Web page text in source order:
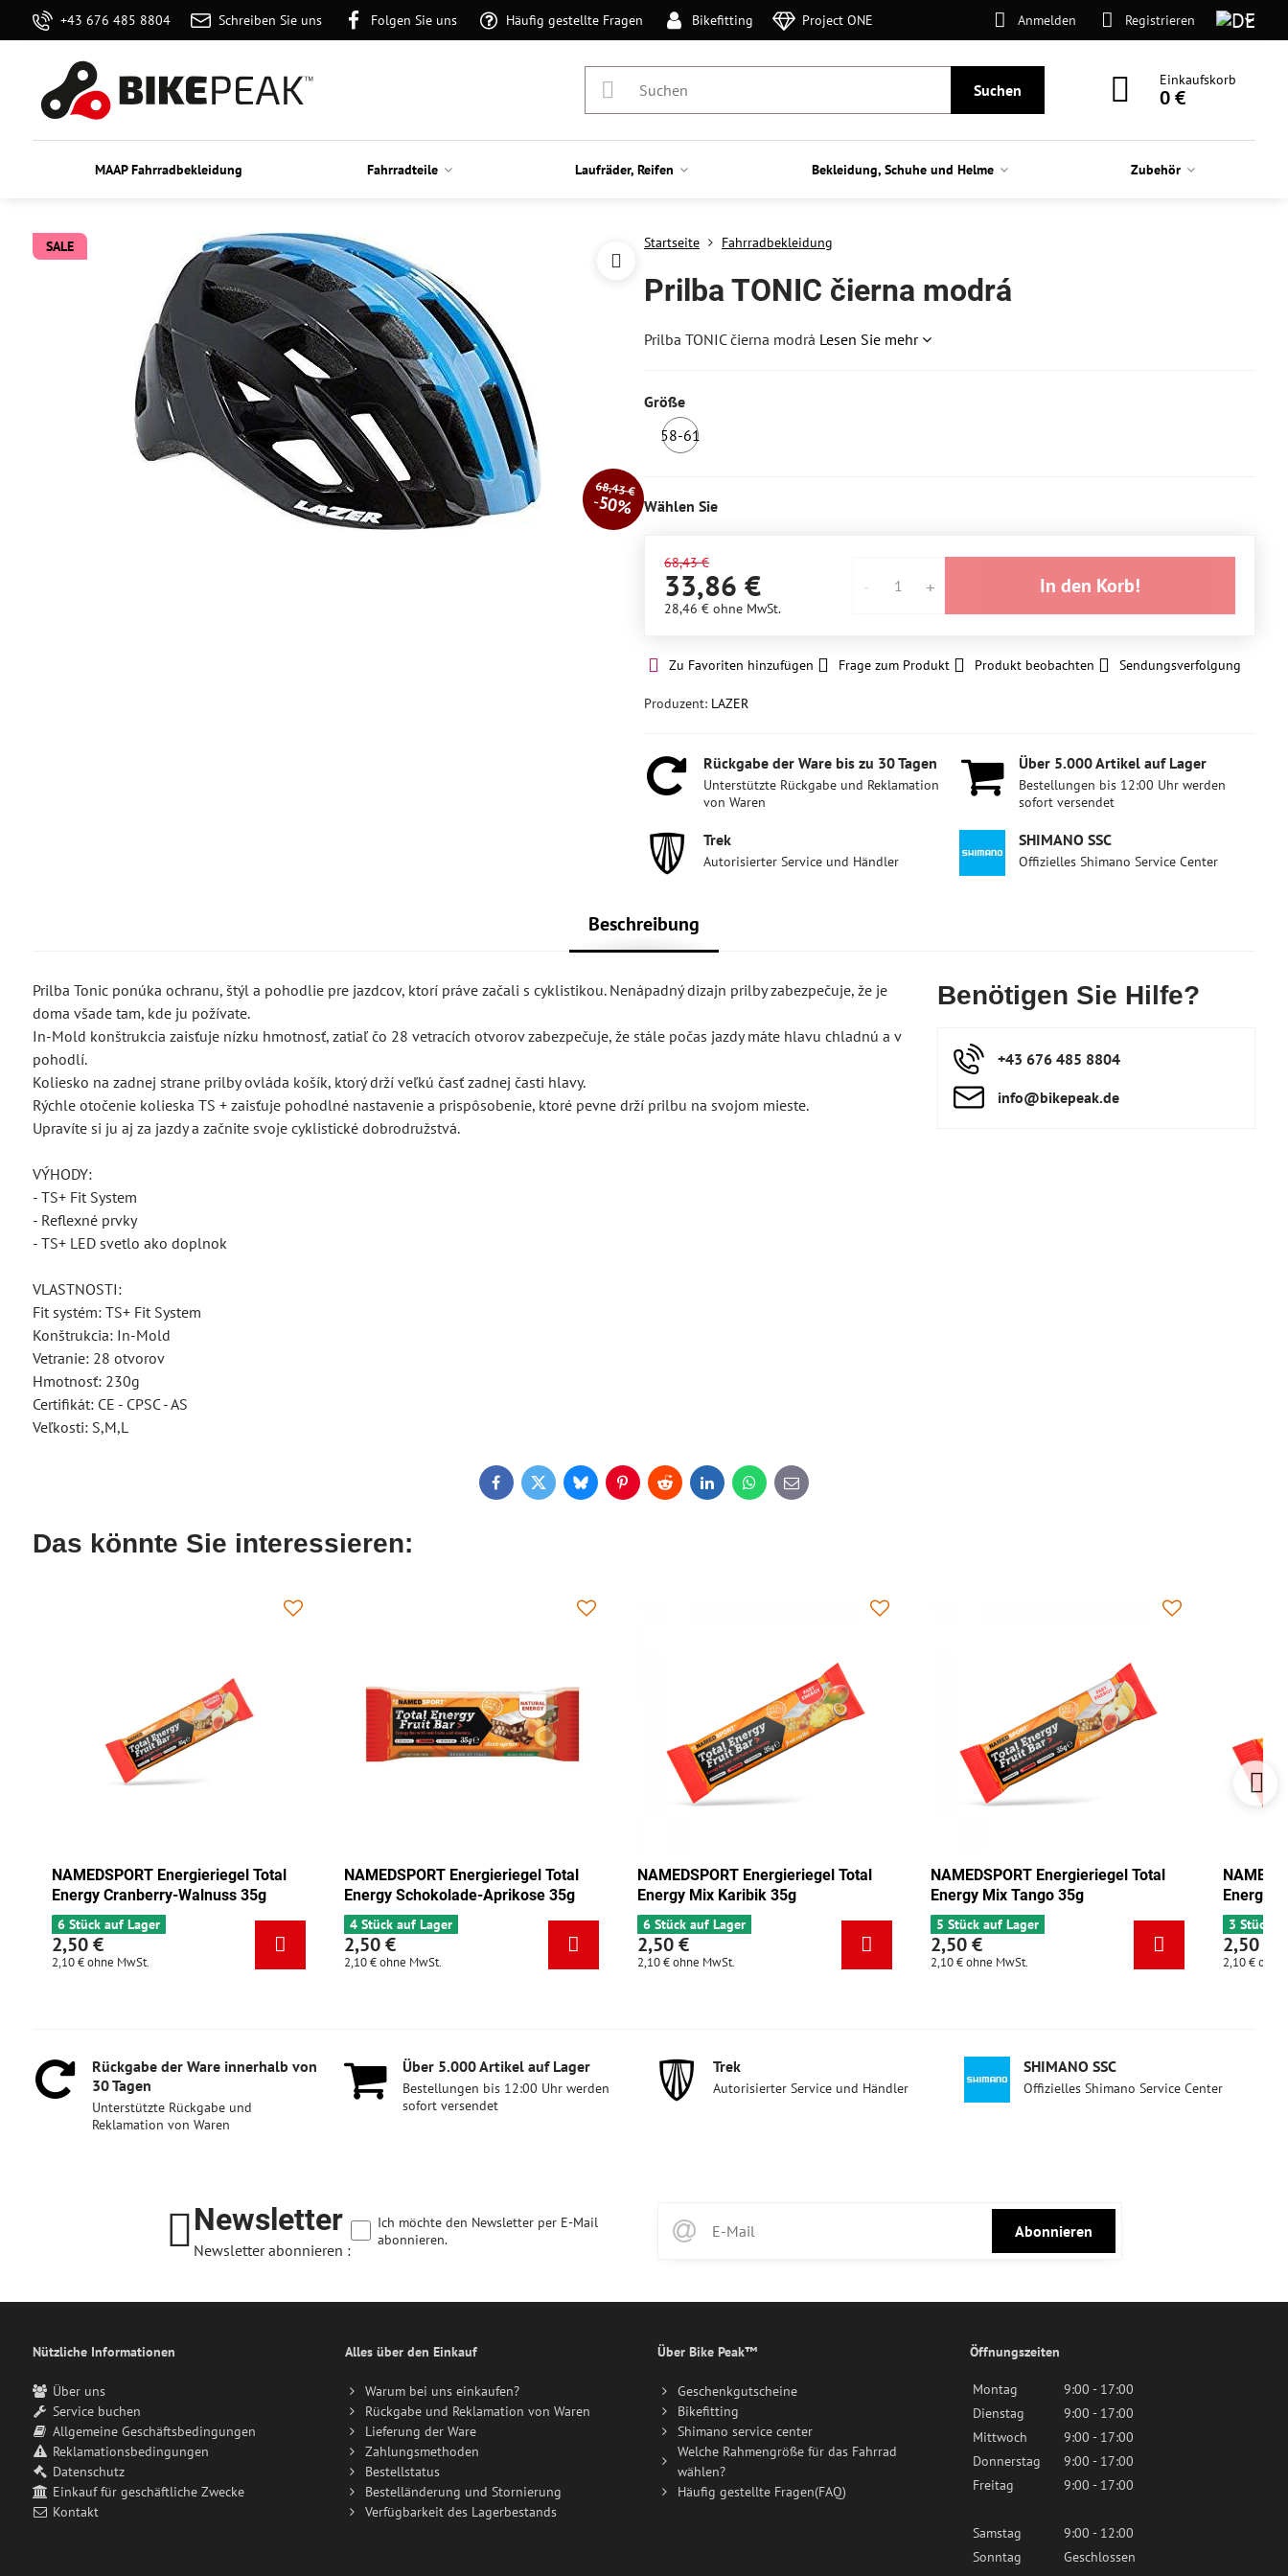
+43 676 485 8804 Schreiben Sie uns Folgen Sie uns Häufig gestellte Fragen Bikefitting Project ONE Anmelden Registrieren
Suchen
Einkaufskorb
0 €
MAAP Fahrradbekleidung Fahrradteile Laufräder, Reifen Bekleidung, Schuhe und Helme Zubehör
SALE
68,43 €
50%
Startseite Fahrradbekleidung
Prilba TONIC čierna modrá
Prilba TONIC čierna modrá Lesen Sie mehr
Größe
58-61
Wählen Sie
68,43 €
33,86 €
28,46 € ohne MwSt.
In den Korb!
Zu Favoriten hinzufügen Frage zum Produkt Produkt beobachten Sendungsverfolgung
Produzent: LAZER
Rückgabe der Ware bis zu 30 Tagen
Unterstützte Rückgabe und Reklamation
von Waren
Über 5​.000 Artikel auf Lager
Bestellungen bis 12:00 Uhr werden
sofort versendet
Trek
Autorisierter Service und Händler
SHIMANO SSC
Offizielles Shimano Service Center
Beschreibung
Prilba Tonic ponúka ochranu, štýl a pohodlie pre jazdcov, ktorí práve začali s cyklistikou. Nenápadný dizajn prilby zabezpečuje, že je
doma všade tam, kde ju požívate.
In-Mold konštrukcia zaisťuje nízku hmotnosť, zatiaľ čo 28 vetracích otvorov zabezpečuje, že stále počas jazdy máte hlavu chladnú a v
pohodlí.
Koliesko na zadnej strane prilby ovláda košík, ktorý drží veľkú časť zadnej časti hlavy.
Rýchle otočenie kolieska TS + zaisťuje pohodlné nastavenie a prispôsobenie, ktoré pevne drží prilbu na svojom mieste.
Upravíte si ju aj za jazdy a začnite svoje cyklistické dobrodružstvá.
VÝHODY:
- TS+ Fit System
- Reflexné prvky
- TS+ LED svetlo ako doplnok
VLASTNOSTI:
Fit systém: TS+ Fit System
Konštrukcia: In-Mold
Vetranie: 28 otvorov
Hmotnosť: 230g
Certifikát: CE - CPSC - AS
Veľkosti: S,M,L
Benötigen Sie Hilfe?
+43 676 485 8804
info​@bikepeak​.de
FacebookTwitterBlueskyPinterestRedditLinkedInWhatsApp
E-
mail
Das könnte Sie interessieren:
NAMEDSPORT Energieriegel Total
Energy Cranberry-Walnuss 35g
6 Stück auf Lager
2,50 €
2,10 €ohne MwSt.
NAMEDSPORT Energieriegel Total
Energy Schokolade-Aprikose 35g
4 Stück auf Lager
2,50 €
2,10 €ohne MwSt.
NAMEDSPORT Energieriegel Total
Energy Mix Karibik 35g
6 Stück auf Lager
2,50 €
2,10 €ohne MwSt.
NAMEDSPORT Energieriegel Total
Energy Mix Tango 35g
5 Stück auf Lager
2,50 €
2,10 €ohne MwSt.
Energy
3 Stück
2,50 €
2,10 €ohne
Rückgabe der Ware innerhalb von
30 Tagen
Unterstützte Rückgabe und
Reklamation von Waren
Über 5​.000 Artikel auf Lager
Bestellungen bis 12:00 Uhr werden
sofort versendet
Trek
Autorisierter Service und Händler
SHIMANO SSC
Offizielles Shimano Service Center
Newsletter
Newsletter abonnieren :
Abonnieren
Ich möchte den Newsletter per E-Mail
abonnieren.
Nützliche Informationen
Über uns
Service buchen
Allgemeine Geschäftsbedingungen
Reklamationsbedingungen
Datenschutz
Einkauf für geschäftliche Zwecke
Kontakt
Alles über den Einkauf
Warum bei uns einkaufen?
Rückgabe und Reklamation von Waren
Lieferung der Ware
Zahlungsmethoden
Bestellstatus
Bestelländerung und Stornierung
Verfügbarkeit des Lagerbestands
Über Bike Peak™
Geschenkgutscheine
Bikefitting
Shimano service center
Welche Rahmengröße für das Fahrrad
wählen?
Häufig gestellte Fragen(FAQ)
Öffnungszeiten
Montag
9:00 - 17:00
Dienstag
9:00 - 17:00
Mittwoch
9:00 - 17:00
Donnerstag
9:00 - 17:00
Freitag
9:00 - 17:00
Samstag
9:00 - 12:00
Sonntag
Geschlossen